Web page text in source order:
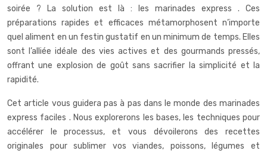
soirée ? La solution est là : les marinades express . Ces
préparations rapides et efficaces métamorphosent n’importe
quel aliment en un festin gustatif en un minimum de temps. Elles
sont l’alliée idéale des vies actives et des gourmands pressés,
offrant une explosion de goût sans sacrifier la simplicité et la
rapidité.
Cet article vous guidera pas à pas dans le monde des marinades
express faciles . Nous explorerons les bases, les techniques pour
accélérer le processus, et vous dévoilerons des recettes
originales pour sublimer vos viandes, poissons, légumes et